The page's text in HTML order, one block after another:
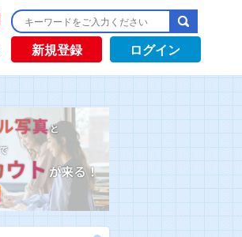
新規登録 ログイン